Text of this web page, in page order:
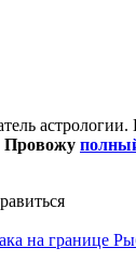
Провожу
на границе